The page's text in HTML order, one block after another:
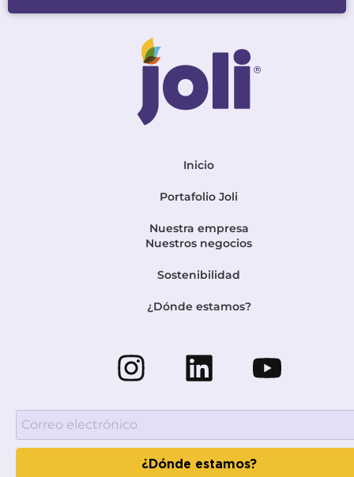
Inicio
Portafolio Joli
Nuestra empresa
Nuestros negocios
Sostenibilidad
¿Dónde estamos?
¿Dónde estamos?